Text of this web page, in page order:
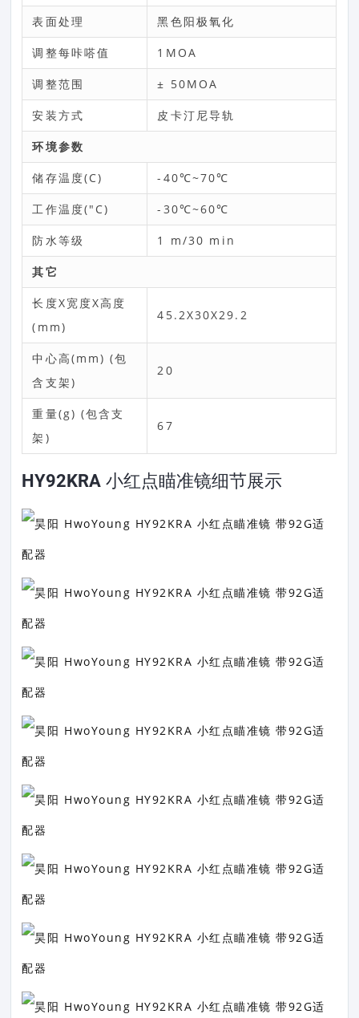
表面处理 黑色阳极氧化
调整每咔嗒值 1MOA
调整范围 ± 50MOA
安装方式 皮卡汀尼导轨
环境参数
储存温度(C) -40℃~70℃
工作温度("C) -30℃~60℃
防水等级 1 m/30 min
其它
长度X宽度X高度
(mm)
45.2X30X29.2
中心高(mm) (包
含支架)
20
重量(g) (包含支
架)
67
HY92KRA 小红点瞄准镜细节展示